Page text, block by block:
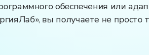
обеспечения или
вы получаете не просто